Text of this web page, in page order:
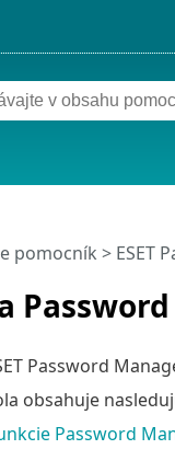
pomocník > ESET
Password
obsahuje
Password